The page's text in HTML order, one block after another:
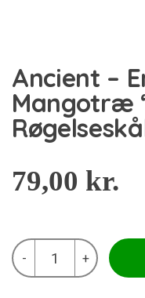
Ancient –
Mangotræ
79,00 kr.
-
Ancient
Emaljeret
+